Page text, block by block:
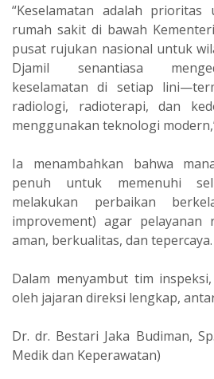
“Keselamatan adalah prioritas
rumah sakit di bawah
pusat rujukan nasional untuk
Djamil senantiasa
keselamatan di setiap
radiologi, radioterapi, dan
menggunakan teknologi
Ia menambahkan bahwa
penuh untuk memenuhi
melakukan perbaikan
improvement) agar pelayanan
aman, berkualitas, dan tepercaya.
Dalam menyambut tim
oleh jajaran direksi lengkap,
Dr. dr. Bestari Jaka Budiman,
Medik dan Keperawatan)